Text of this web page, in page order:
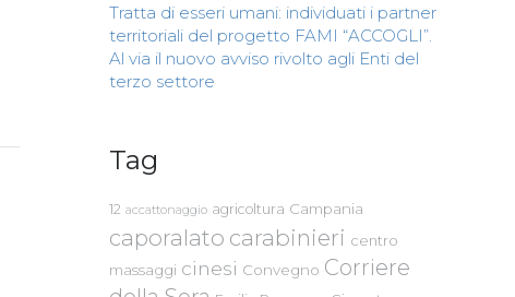
Tratta di esseri umani: individuati i partner
territoriali del progetto FAMI “ACCOGLI”.
Al via il nuovo avviso rivolto agli Enti del
terzo settore
Tag
12 accattonaggio agricoltura Campania
caporalato carabinieri centro
massaggi cinesi Convegno Corriere